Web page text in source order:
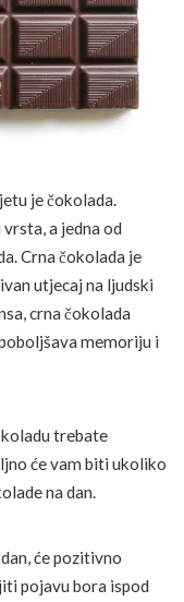
je čokolada.
a jedna od
Crna čokolada je
utjecaj na ljudski
crna čokolada
memoriju i
trebate
će vam biti ukoliko
na dan.
će pozitivno
pojavu bora ispod